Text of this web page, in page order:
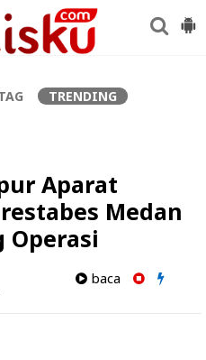
TRENDING
Aparat
Medan
Operasi
baca